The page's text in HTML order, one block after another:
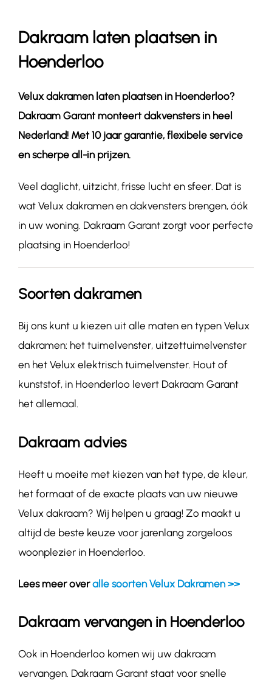
Contact
Dakraam laten plaatsen in
Hoenderloo
Velux dakramen laten plaatsen in Hoenderloo?
Dakraam Garant monteert dakvensters in heel
Nederland! Met 10 jaar garantie, flexibele service
en scherpe all-in prijzen.
Veel daglicht, uitzicht, frisse lucht en sfeer. Dat is
wat Velux dakramen en dakvensters brengen, óók
in uw woning. Dakraam Garant zorgt voor perfecte
plaatsing in Hoenderloo!
Soorten dakramen
Bij ons kunt u kiezen uit alle maten en typen Velux
dakramen: het tuimelvenster, uitzettuimelvenster
en het Velux elektrisch tuimelvenster. Hout of
kunststof, in Hoenderloo levert Dakraam Garant
het allemaal.
Dakraam advies
Heeft u moeite met kiezen van het type, de kleur,
het formaat of de exacte plaats van uw nieuwe
Velux dakraam? Wij helpen u graag! Zo maakt u
altijd de beste keuze voor jarenlang zorgeloos
woonplezier in Hoenderloo.
Lees meer overalle soorten Velux Dakramen >>
Dakraam vervangen in Hoenderloo
Ook in Hoenderloo komen wij uw dakraam
vervangen. Dakraam Garant staat voor snelle